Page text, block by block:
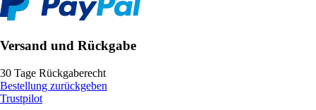
Versand und Rückgabe
30 Tage Rückgaberecht
Bestellung zurückgeben
Trustpilot